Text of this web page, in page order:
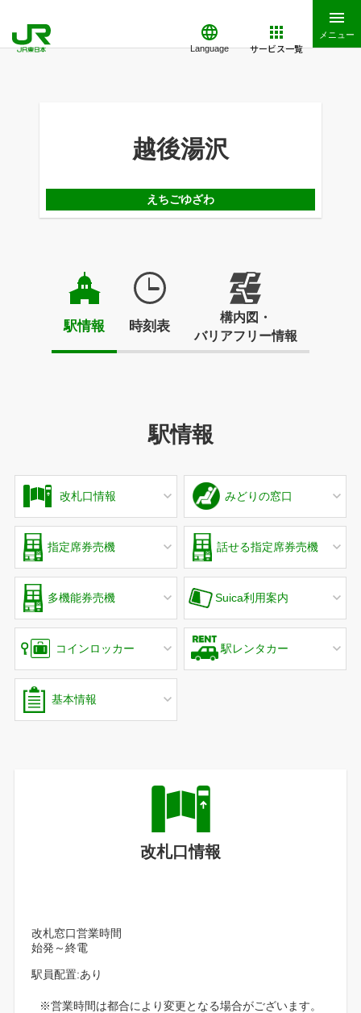
Language サービス一覧
メニュー
越後湯沢
えちごゆざわ
駅情報 時刻表
構内図・
バリアフリー情報
駅情報
改札口情報 みどりの窓口
指定席券売機 話せる指定席券売機
多機能券売機 Suica利用案内
コインロッカー 駅レンタカー
基本情報
改札口情報
改札窓口営業時間
始発～終電
駅員配置:あり
※営業時間は都合により変更となる場合がございます。